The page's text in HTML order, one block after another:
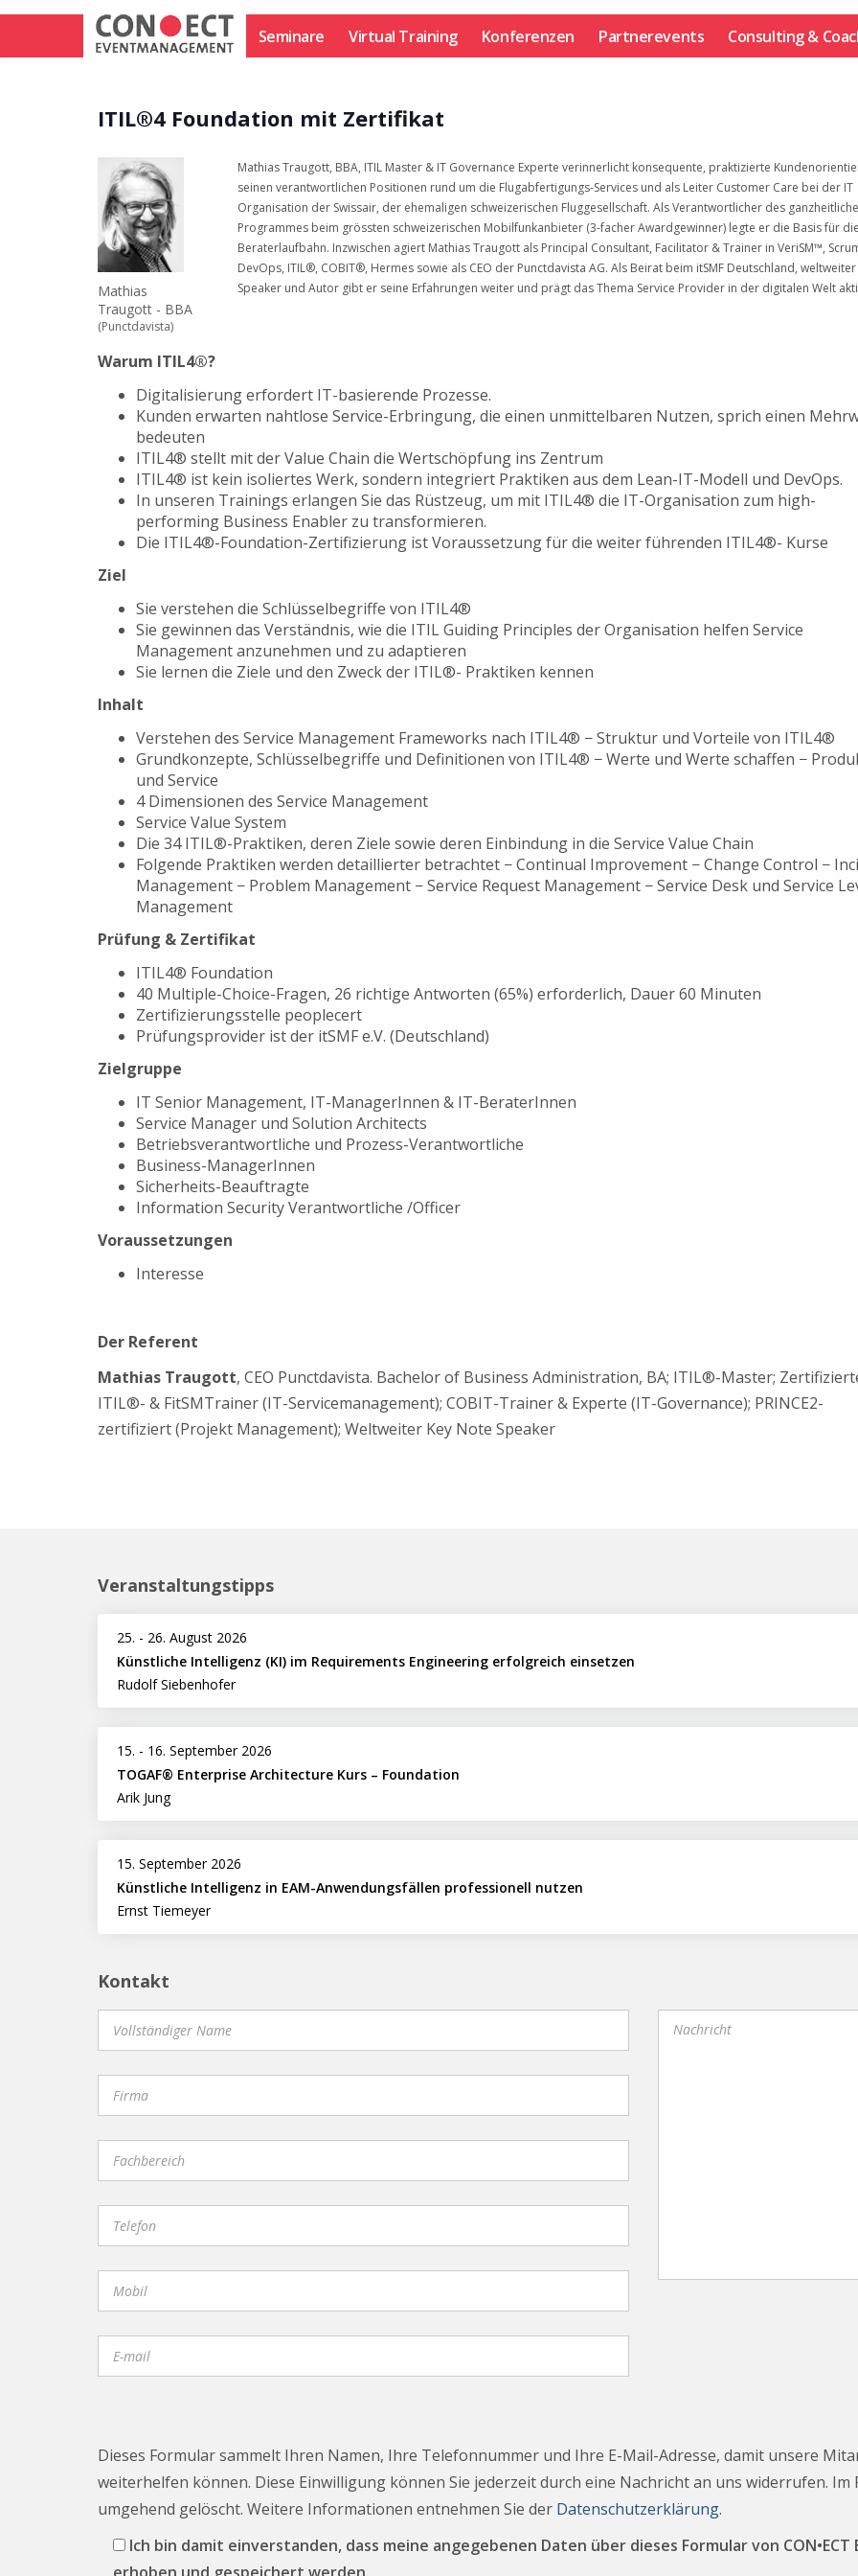
Zum
Seminare Virtual Training Konferenzen Partnerevents Consulting &
ITIL®4 Foundation mit Zertifikat
Mathias
Traugott - BBA
(Punctdavista)
Mathias Traugott, BBA, ITIL Master & IT Governance Experte verinnerlicht konsequente, praktizierte
seinen verantwortlichen Positionen rund um die Flugabfertigungs-Services und als Leiter Customer Care bei der IT
Organisation der Swissair, der ehemaligen schweizerischen Fluggesellschaft. Als Verantwortlicher des
Programmes beim grössten schweizerischen Mobilfunkanbieter (3-facher Awardgewinner) legte er die Basis für
Beraterlaufbahn. Inzwischen agiert Mathias Traugott als Principal Consultant, Facilitator & Trainer in VeriSM™,
DevOps, ITIL®, COBIT®, Hermes sowie als CEO der Punctdavista AG. Als Beirat beim itSMF Deutschland,
Speaker und Autor gibt er seine Erfahrungen weiter und prägt das Thema Service Provider in der digitalen Welt
Warum ITIL4®?
Digitalisierung erfordert IT-basierende Prozesse.
Kunden erwarten nahtlose Service-Erbringung, die einen unmittelbaren Nutzen, sprich einen
bedeuten
ITIL4® stellt mit der Value Chain die Wertschöpfung ins Zentrum
ITIL4® ist kein isoliertes Werk, sondern integriert Praktiken aus dem Lean-IT-Modell und DevOps.
In unseren Trainings erlangen Sie das Rüstzeug, um mit ITIL4® die IT-Organisation zum high-
performing Business Enabler zu transformieren.
Die ITIL4®-Foundation-Zertifizierung ist Voraussetzung für die weiter führenden ITIL4®- Kurse
Ziel
Sie verstehen die Schlüsselbegriffe von ITIL4®
Sie gewinnen das Verständnis, wie die ITIL Guiding Principles der Organisation helfen Service
Management anzunehmen und zu adaptieren
Sie lernen die Ziele und den Zweck der ITIL®- Praktiken kennen
Inhalt
Verstehen des Service Management Frameworks nach ITIL4® − Struktur und Vorteile von ITIL4®
Grundkonzepte, Schlüsselbegriffe und Definitionen von ITIL4® − Werte und Werte schaffen −
und Service
4 Dimensionen des Service Management
Service Value System
Die 34 ITIL®-Praktiken, deren Ziele sowie deren Einbindung in die Service Value Chain
Folgende Praktiken werden detaillierter betrachtet − Continual Improvement − Change Control −
Management − Problem Management − Service Request Management − Service Desk und Service
Management
Prüfung & Zertifikat
ITIL4® Foundation
40 Multiple-Choice-Fragen, 26 richtige Antworten (65%) erforderlich, Dauer 60 Minuten
Zertifizierungsstelle peoplecert
Prüfungsprovider ist der itSMF e.V. (Deutschland)
Zielgruppe
IT Senior Management, IT-ManagerInnen & IT-BeraterInnen
Service Manager und Solution Architects
Betriebsverantwortliche und Prozess-Verantwortliche
Business-ManagerInnen
Sicherheits-Beauftragte
Information Security Verantwortliche /Officer
Voraussetzungen
Interesse
Der Referent
Mathias Traugott, CEO Punctdavista. Bachelor of Business Administration, BA; ITIL®-Master;
ITIL®- & FitSMTrainer (IT-Servicemanagement); COBIT-Trainer & Experte (IT-Governance); PRINCE2-
zertifiziert (Projekt Management); Weltweiter Key Note Speaker
Veranstaltungstipps
25. - 26. August 2026
Künstliche Intelligenz (KI) im Requirements Engineering erfolgreich einsetzen
Rudolf Siebenhofer
15. - 16. September 2026
TOGAF® Enterprise Architecture Kurs – Foundation
Arik Jung
15. September 2026
Künstliche Intelligenz in EAM-Anwendungsfällen professionell nutzen
Ernst Tiemeyer
Kontakt
Dieses Formular sammelt Ihren Namen, Ihre Telefonnummer und Ihre E-Mail-Adresse, damit unsere
weiterhelfen können. Diese Einwilligung können Sie jederzeit durch eine Nachricht an uns widerrufen.
umgehend gelöscht. Weitere Informationen entnehmen Sie der Datenschutzerklärung.
Ich bin damit einverstanden, dass meine angegebenen Daten über dieses Formular von